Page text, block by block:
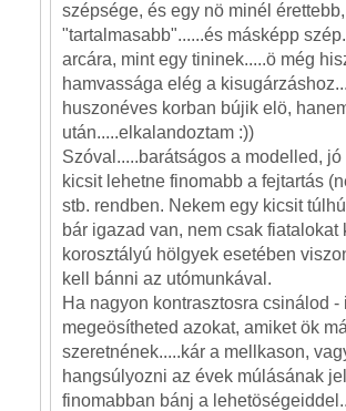
szépsége, és egy nö minél
"tartalmasabb"......és másképp
arcára, mint egy tininek.....ö még
hamvassága elég a
huszonéves korban bújik elö,
után.....elkalandoztam :))
Szóval.....barátságos a modelled,
kicsit lehetne finomabb a fejtartás
stb. rendben. Nekem egy kicsit
bár igazad van, nem csak fiatalokat
korosztályú hölgyek esetében
kell bánni az utómunkával.
Ha nagyon kontrasztosra csinálod -
megeösítheted azokat, amiket ök
szeretnének.....kár a mellkason,
hangsúlyozni az évek múlásának
finomabban bánj a